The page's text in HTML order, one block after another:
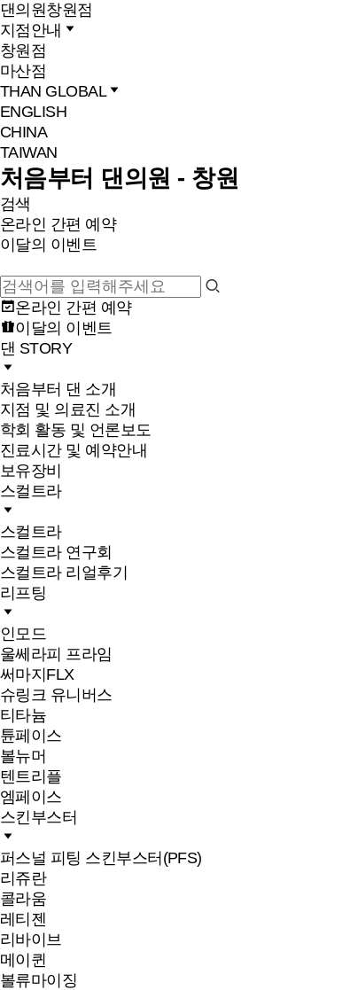
댄의원창원점
지점안내
창원점
마산점
THAN GLOBAL
ENGLISH
CHINA
TAIWAN
처음부터 댄의원 - 창원
검색
온라인 간편 예약
이달의 이벤트
온라인 간편 예약
이달의 이벤트
댄 STORY
처음부터 댄 소개
지점 및 의료진 소개
학회 활동 및 언론보도
진료시간 및 예약안내
보유장비
스컬트라
스컬트라
스컬트라 연구회
스컬트라 리얼후기
리프팅
인모드
울쎄라피 프라임
써마지FLX
슈링크 유니버스
티타늄
튠페이스
볼뉴머
텐트리플
엠페이스
스킨부스터
퍼스널 피팅 스킨부스터(PFS)
리쥬란
콜라움
레티젠
리바이브
메이퀸
볼류마이징